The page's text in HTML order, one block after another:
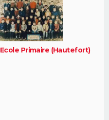
Ecole Primaire (Hautefort)